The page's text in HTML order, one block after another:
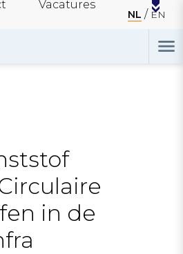
Vacatures
NL EN
in de